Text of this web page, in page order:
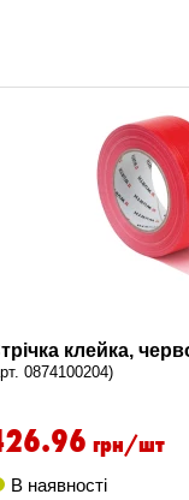
клейка,
0874100204)
грн/шт
В наявності